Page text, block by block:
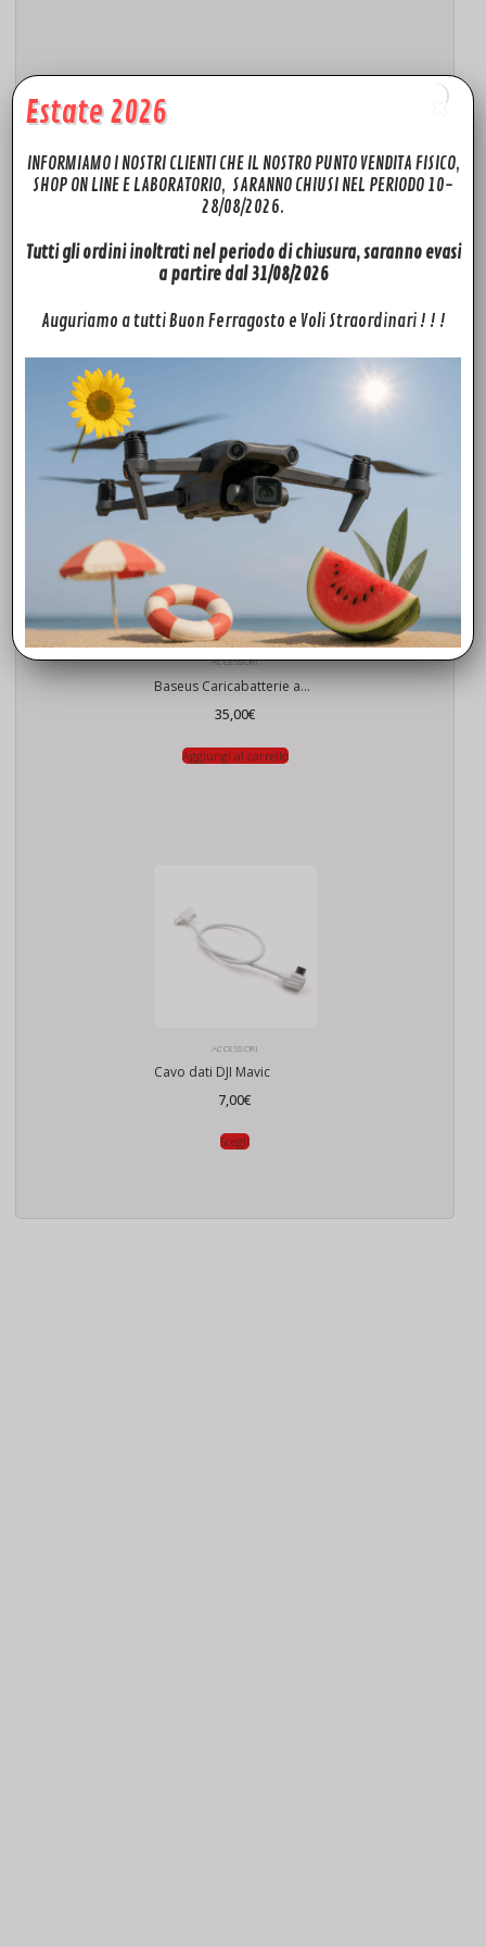
ACCESSORI
22,00€
ACCESSORI
Baseus Caricabatterie auto USB, USB-C, 100W
35,00€
Aggiungi al carrello
ACCESSORI
Cavo dati DJI Mavic
7,00€
Scegli
Estate 2026
INFORMIAMO I NOSTRI CLIENTI CHE IL NOSTRO PUNTO VENDITA FISICO,
SHOP ON LINE E LABORATORIO, SARANNO CHIUSI NEL PERIODO 10-
28/08/2026.
Tutti gli ordini inoltrati nel periodo di chiusura, saranno evasi
a partire dal 31/08/2026
Auguriamo a tutti Buon Ferragosto e Voli Straordinari ! ! !